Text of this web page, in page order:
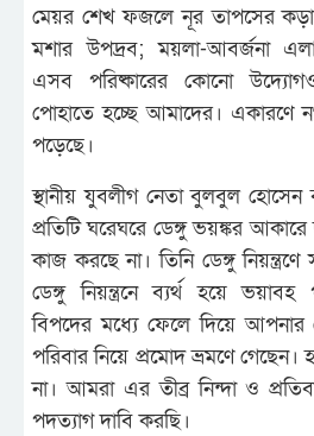
মেয়র শেখ ফজলে নূর তাপসের
মশার উপদ্রব; ময়লা-আবর্জনা
এসব পরিষ্কারের কোনো
পোহাতে হচ্ছে আমাদের। একারণে
পড়েছে।
স্থানীয় যুবলীগ নেতা বুলবুল
প্রতিটি ঘরেঘরে ডেঙ্গু ভয়ঙ্কর
কাজ করছে না। তিনি ডেঙ্গু
ডেঙ্গু নিয়ন্ত্রনে ব্যর্থ হয়ে ভয়াবহ
বিপদের মধ্যে ফেলে দিয়ে
পরিবার নিয়ে প্রমোদ ভ্রমণে
না। আমরা এর তীব্র নিন্দা ও
পদত্যাগ দাবি করছি।